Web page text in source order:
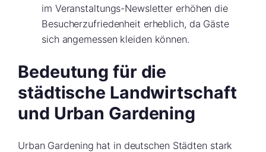
im Veranstaltungs-Newsletter erhöhen die
Besucherzufriedenheit erheblich, da Gäste
sich angemessen kleiden können.
Bedeutung für die
städtische Landwirtschaft
und Urban Gardening
Urban Gardening hat in deutschen Städten stark